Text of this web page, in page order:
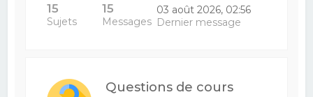
15
Sujets
15
Messages
03 août 2026, 02:56
Dernier message
Questions de cours